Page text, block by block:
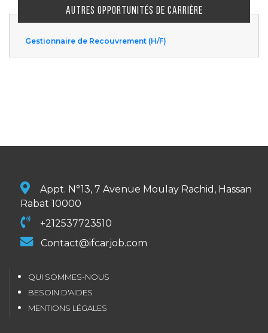
AUTRES OPPORTUNITÉS DE CARRIÈRE
Gestionnaire de Recouvrement (H/F)
Appt. N°13, 7 Avenue Moulay Rachid, Hassan
Rabat 10000
+212537723510
Contact@ifcarjob.com
QUI SOMMES-NOUS
BESOIN D'AIDES
MENTIONS LÉGALES